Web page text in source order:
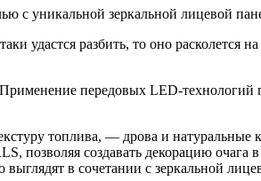
с уникальной зеркальной лицевой
удастся разбить, то оно расколется
передовых LED-технологий
топлива, — дрова и
позволяя создавать декорацию очага в
в сочетании с зеркальной